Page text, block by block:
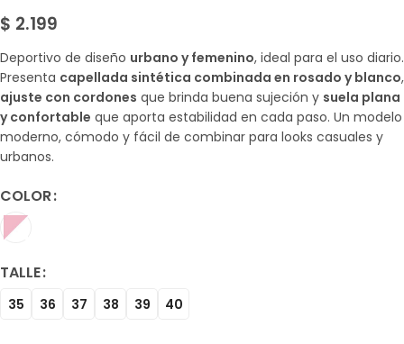
$ 2.199
Deportivo de diseño urbano y femenino, ideal para el uso diario.
Presenta capellada sintética combinada en rosado y blanco,
ajuste con cordones que brinda buena sujeción y suela plana
y confortable que aporta estabilidad en cada paso. Un modelo
moderno, cómodo y fácil de combinar para looks casuales y
urbanos.
COLOR
TALLE
35 36 37 38 39 40